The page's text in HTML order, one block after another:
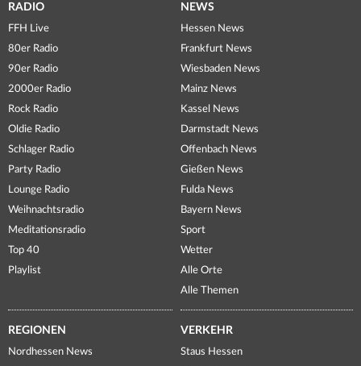
RADIO
FFH Live
80er Radio
90er Radio
2000er Radio
Rock Radio
Oldie Radio
Schlager Radio
Party Radio
Lounge Radio
Weihnachtsradio
Meditationsradio
Top 40
Playlist
NEWS
Hessen News
Frankfurt News
Wiesbaden News
Mainz News
Kassel News
Darmstadt News
Offenbach News
Gießen News
Fulda News
Bayern News
Sport
Wetter
Alle Orte
Alle Themen
REGIONEN
Nordhessen News
VERKEHR
Staus Hessen